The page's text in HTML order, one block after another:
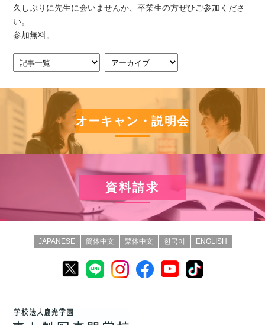
久しぶりに先生に会いませんか、卒業生の方ぜひご参加くださ
い。
参加無料。
オーキャン・説明会
資料請求
JAPANESE 簡体中文 繁体中文 한국어 ENGLISH